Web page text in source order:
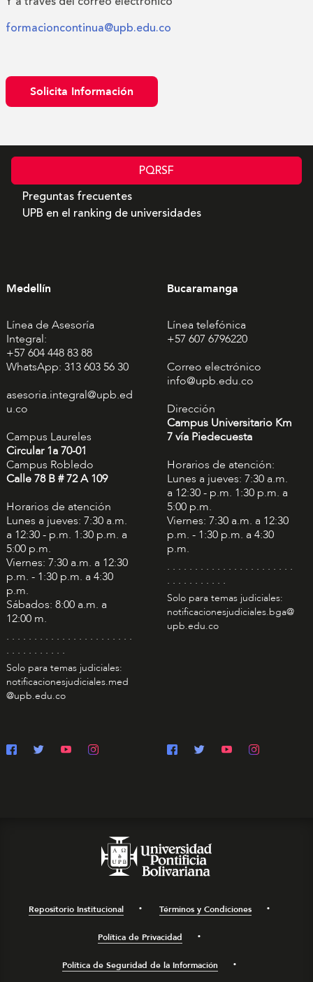
formacioncontinua@upb.edu.co
Solicita Información
PQRSF
Preguntas frecuentes
UPB en el ranking de universidades
Medellín
Línea de Asesoría
Integral:
+57 604 448 83 88
WhatsApp: 313 603 56 30
asesoria.integral@upb.ed
u.co
Campus Laureles
Circular 1a 70-01
Campus Robledo
Calle 78 B # 72 A 109
Horarios de atención
Lunes a jueves: 7:30 a.m.
a 12:30 - p.m. 1:30 p.m. a
5:00 p.m.
Viernes: 7:30 a.m. a 12:30
p.m. - 1:30 p.m. a 4:30
p.m.
Sábados: 8:00 a.m. a
12:00 m.
. . . . . . . . . . . . . . . . . . . . . . .
. . . . . . . . . . .
Solo para temas judiciales:
notificacionesjudiciales.med
@upb.edu.co
Bucaramanga
Línea telefónica
+57 607 6796220
Correo electrónico
info@upb.edu.co
Dirección
Campus Universitario Km
7 vía Piedecuesta
Horarios de atención:
Lunes a jueves: 7:30 a.m.
a 12:30 - p.m. 1:30 p.m. a
5:00 p.m.
Viernes: 7:30 a.m. a 12:30
p.m. - 1:30 p.m. a 4:30
p.m.
. . . . . . . . . . . . . . . . . . . . . . .
. . . . . . . . . . .
Solo para temas judiciales:
notificacionesjudiciales.bga@
upb.edu.co
Repositorio Institucional Términos y Condiciones
Política de Privacidad
Política de Seguridad de la Información